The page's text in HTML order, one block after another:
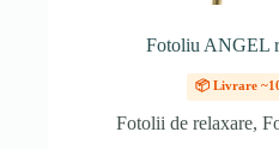
Fotoliu ANGEL
📦 Livrare
Fotolii de relaxare,